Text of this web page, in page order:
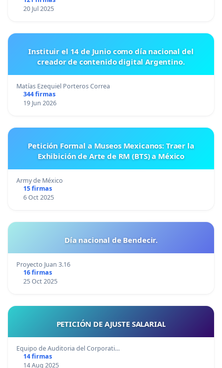
20 Jul 2025
Instituir el 14 de Junio como día nacional del
creador de contenido digital Argentino.
Matías Ezequiel Porteros Correa
344 firmas
19 Jun 2026
Petición Formal a Museos Mexicanos: Traer la
Exhibición de Arte de RM (BTS) a México
Army de México
15 firmas
6 Oct 2025
Día nacional de Bendecir.
Proyecto Juan 3.16
16 firmas
25 Oct 2025
PETICIÓN DE AJUSTE SALARIAL
Equipo de Auditoria del Corporati…
14 firmas
14 Aug 2025